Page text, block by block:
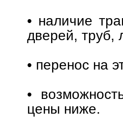
• наличие
дверей, труб,
• перенос на
•
цены ниже.